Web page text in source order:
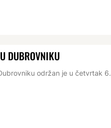
DUBROVNIKU
održan je u četvrtak 6.